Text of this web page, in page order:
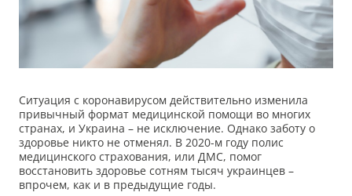
Ситуация с коронавирусом действительно изменила
привычный формат медицинской помощи во многих
странах, и Украина – не исключение. Однако заботу о
здоровье никто не отменял. В 2020-м году полис
медицинского страхования, или ДМС, помог
восстановить здоровье сотням тысяч украинцев –
впрочем, как и в предыдущие годы.